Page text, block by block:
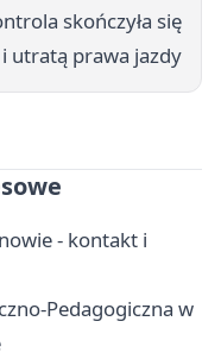
skończyła się
utratą prawa jazdy
- kontakt i
Pedagogiczna w